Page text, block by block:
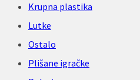
Krupna plastika
Lutke
Ostalo
Plišane igračke